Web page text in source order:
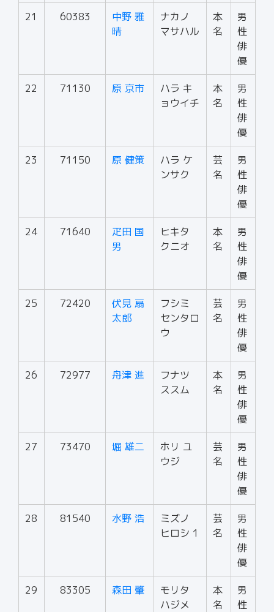
21 60383
中野 雅
晴
ナカノ
マサハル
本
名
男
性
俳
優
22 71130 原 京市
ハラ キ
ョウイチ
本
名
男
性
俳
優
23 71150 原 健策
ハラ ケ
ンサク
芸
名
男
性
俳
優
24 71640
疋田 国
男
ヒキタ
クニオ
本
名
男
性
俳
優
25 72420
伏見 扇
太郎
フシミ
センタロ
ウ
芸
名
男
性
俳
優
26 72977 舟津 進
フナツ
ススム
本
名
男
性
俳
優
27 73470 堀 雄二
ホリ ユ
ウジ
芸
名
男
性
俳
優
28 81540 水野 浩
ミズノ
ヒロシ 1
芸
名
男
性
俳
優
29 83305 森田 肇
モリタ
ハジメ
本
名
男
性